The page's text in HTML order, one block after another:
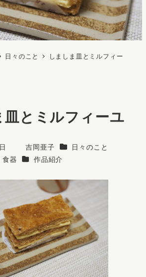
日々のこと
しましま皿とミルフィー
皿とミルフィーユ
者
吉岡亜子 カテゴリー
日々のこと
ゴリー
食器 カテゴリー
作品紹介